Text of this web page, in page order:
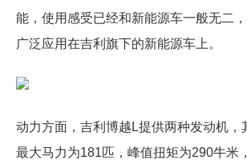
能，使用感受已经和新能源车一般无二
广泛应用在吉利旗下的新能源车上。
动力方面，吉利博越L提供两种发动机，
最大马力为181匹，峰值扭矩为290牛米